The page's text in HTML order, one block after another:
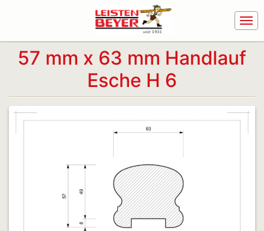
57 mm x 63 mm Handlauf
Esche H 6